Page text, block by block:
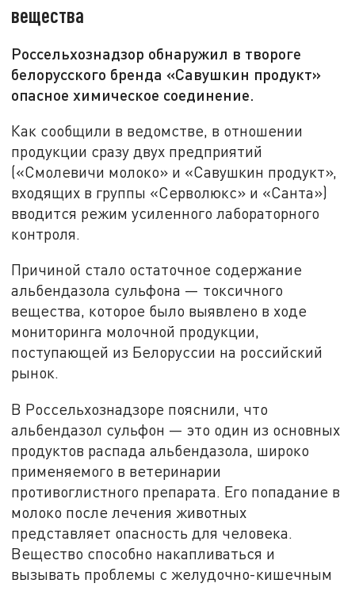
вещества
Россельхознадзор обнаружил в твороге
белорусского бренда «Савушкин продукт»
опасное химическое соединение.
Как сообщили в ведомстве, в отношении
продукции сразу двух предприятий
(«Смолевичи молоко» и «Савушкин продукт»,
входящих в группы «Серволюкс» и «Санта»)
вводится режим усиленного лабораторного
контроля.
Причиной стало остаточное содержание
альбендазола сульфона — токсичного
вещества, которое было выявлено в ходе
мониторинга молочной продукции,
поступающей из Белоруссии на российский
рынок.
В Россельхознадзоре пояснили, что
альбендазол сульфон — это один из основных
продуктов распада альбендазола, широко
применяемого в ветеринарии
противоглистного препарата. Его попадание в
молоко после лечения животных
представляет опасность для человека.
Вещество способно накапливаться и
вызывать проблемы с желудочно-кишечным